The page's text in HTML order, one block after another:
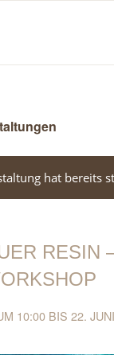
hat bereits
RESIN
10:00BIS 22.